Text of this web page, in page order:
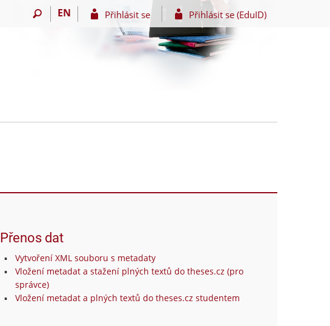
EN Přihlásit se Přihlásit se (EduID)
Přenos dat
Vytvoření XML souboru s metadaty
Vložení metadat a stažení plných textů do theses.cz (pro
správce)
Vložení metadat a plných textů do theses.cz studentem